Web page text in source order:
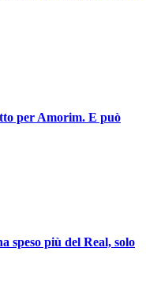
per Amorim. E può
speso più del Real, solo